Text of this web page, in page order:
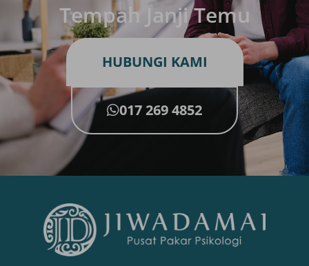
Tempah Janji Temu
HUBUNGI KAMI
017 269 4852